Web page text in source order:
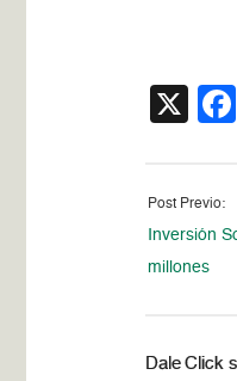
X
Post Previo:
Inversión
millones
Dale Click